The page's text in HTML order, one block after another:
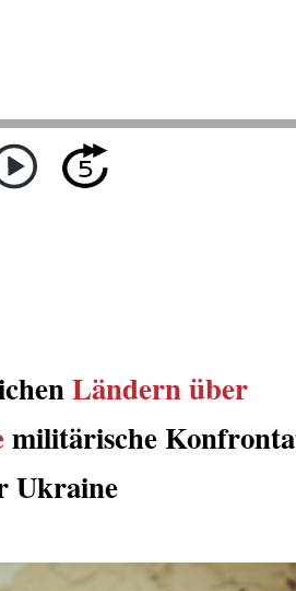
Ländernüber
militärische
Ukraine